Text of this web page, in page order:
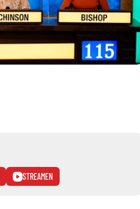
STREAMEN